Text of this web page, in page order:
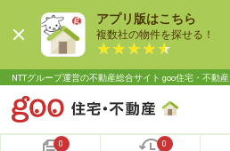
アプリ版はこちら
複数社の物件を探せる！
NTTグループ運営の不動産総合サイト goo住宅・不動産
0 0